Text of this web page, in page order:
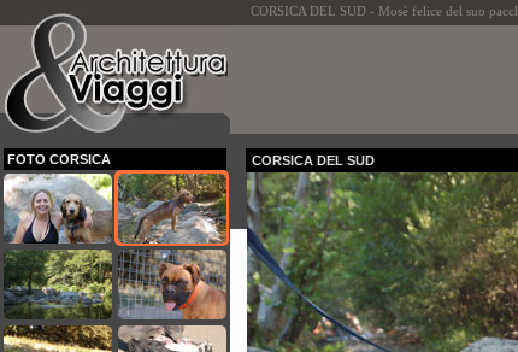
CORSICA DEL SUD - Mosè felice del suo
FOTO CORSICA CORSICA DEL SUD